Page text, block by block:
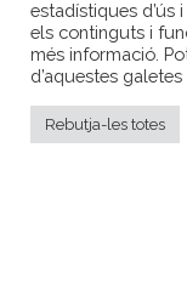
COPYRIGHT
DE
estadístiques d’ús
els continguts i
més informació.
d’aquestes
Rebutja-les totes